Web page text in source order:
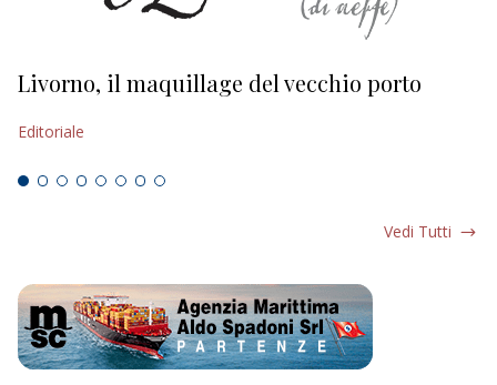
Livorno, il maquillage del vecchio porto
Editoriale
Vedi Tutti